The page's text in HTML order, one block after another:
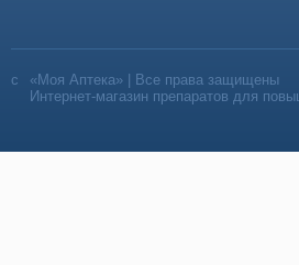
«Моя Аптека» | Все права защищены
Интернет-магазин препаратов для